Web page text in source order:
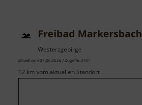
Freibad Markersbach
Westerzgebirge
aktuell vom 07.06.2026 / Zugriffe: 3181
12 km vom aktuellen Standort